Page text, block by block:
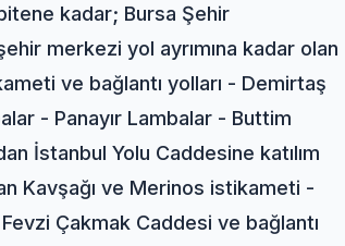
kadar; Bursa Şehir
merkezi yol ayrımına kadar olan
ve bağlantı yolları - Demirtaş
- Panayır Lambalar - Buttim
İstanbul Yolu Caddesine katılım
Kavşağı ve Merinos istikameti -
Çakmak Caddesi ve bağlantı